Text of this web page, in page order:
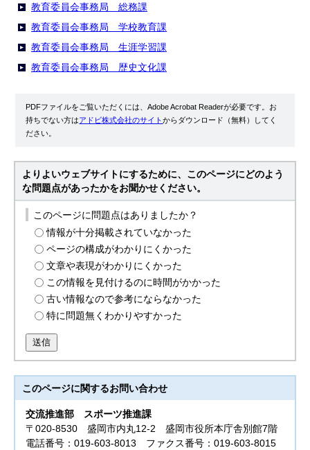
教育委員会事務局 総務課
教育委員会事務局 学校教育課
教育委員会事務局 生涯学習課
教育委員会事務局 歴史文化課
PDFファイルをご覧いただくには、Adobe Acrobat Readerが必要です。お
持ちでない方はアドビ株式会社のサイトからダウンロード（無料）してく
ださい。
よりよいウェブサイトにするために、このページにどのよう
な問題点があったかをお聞かせください。
このページに問題点はありましたか？
情報が十分掲載されていなかった
ページの構成がわかりにくかった
文章や表現がわかりにくかった
この情報を見付けるのに時間がかかった
古い情報なので参考にならなかった
特に問題無くわかりやすかった
送信
このページに関するお問い合わせ
交流推進部
スポーツ推進課
〒020-8530 盛岡市内丸12-2 盛岡市役所本庁舎別館7階
電話番号：019-603-8013 ファクス番号：019-603-8015